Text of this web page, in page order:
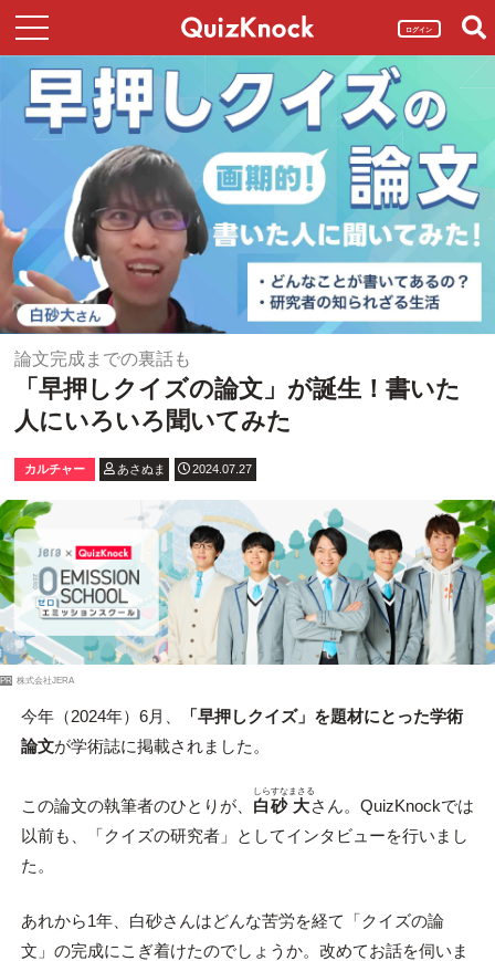
ログイン
論文完成までの裏話も
「早押しクイズの論文」が誕生！書いた
人にいろいろ聞いてみた
カルチャー あさぬま 2024.07.27
PR 株式会社JERA
今年（2024年）6月、
「早押しクイズ」を題材にとった学術
論文が学術誌に掲載されました。
この論文の執筆者のひとりが、 白砂
しらすな
大
まさる
さん。QuizKnockでは
以前も、「クイズの研究者」としてインタビューを行いまし
た。
あれから1年、白砂さんはどんな苦労を経て「クイズの論
文」の完成にこぎ着けたのでしょうか。改めてお話を伺いま